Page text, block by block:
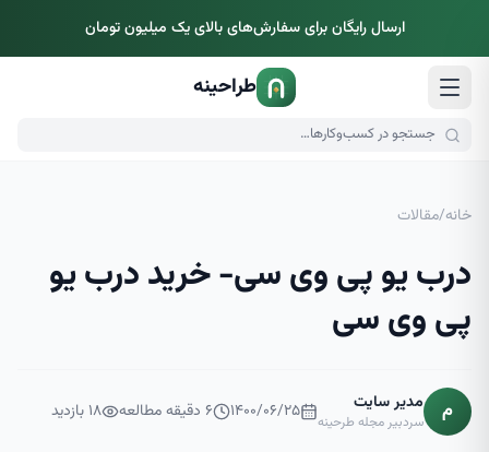
ارسال رایگان برای سفارش‌های بالای یک میلیون تومان
طراحینه
خانه/مقالات
درب یو پی وی سی- خرید درب یو
پی وی سی
م مدیر سایت
سردبیر مجله طرحینه ۱۴۰۰/۰۶/۲۵ ۶ دقیقه مطالعه ۱۸بازدید